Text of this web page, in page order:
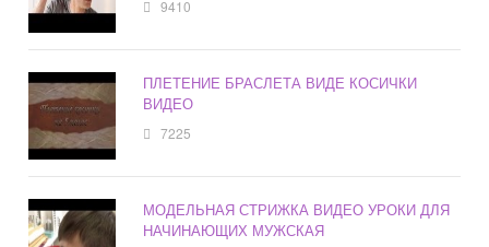
9410
ПЛЕТЕНИЕ БРАСЛЕТА ВИДЕ КОСИЧКИ
ВИДЕО
7225
МОДЕЛЬНАЯ СТРИЖКА ВИДЕО УРОКИ ДЛЯ
НАЧИНАЮЩИХ МУЖСКАЯ